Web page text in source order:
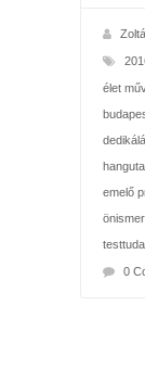
élet
emelő
0